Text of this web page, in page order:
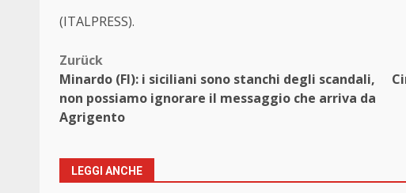
(ITALPRESS).
Beitragsnavigation
Zurück
Minardo (FI): i siciliani sono stanchi degli scandali,
non possiamo ignorare il messaggio che arriva da
Agrigento
LEGGI ANCHE